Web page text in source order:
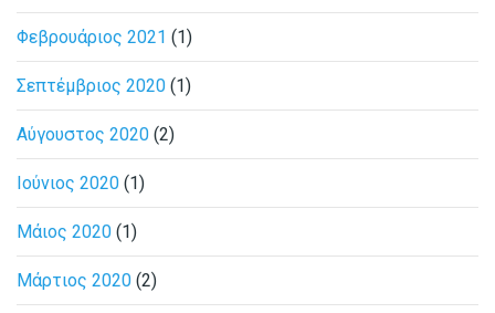
Φεβρουάριος 2021 (1)
Σεπτέμβριος 2020 (1)
Αύγουστος 2020 (2)
Ιούνιος 2020 (1)
Μάιος 2020 (1)
Μάρτιος 2020 (2)